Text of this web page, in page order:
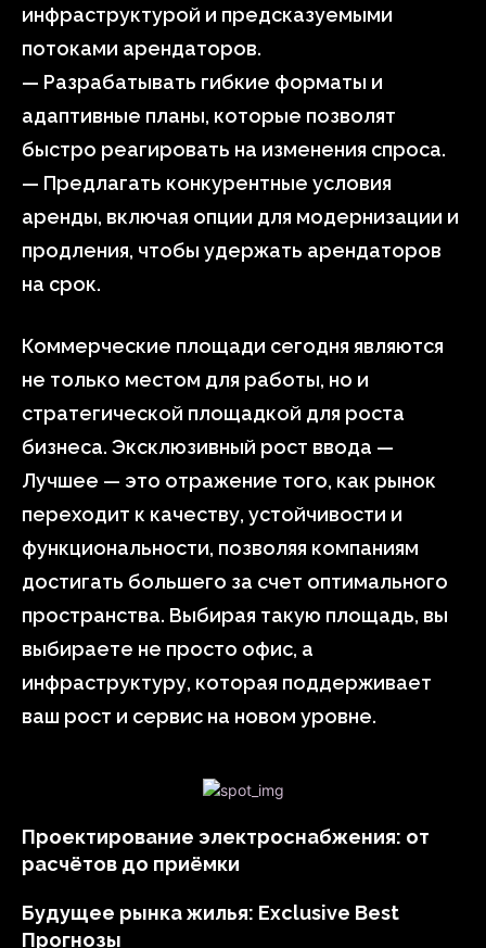
инфраструктурой и предсказуемыми
потоками арендаторов.
— Разрабатывать гибкие форматы и
адаптивные планы, которые позволят
быстро реагировать на изменения спроса.
— Предлагать конкурентные условия
аренды, включая опции для модернизации и
продления, чтобы удержать арендаторов
на срок.
Коммерческие площади сегодня являются
не только местом для работы, но и
стратегической площадкой для роста
бизнеса. Эксклюзивный рост ввода —
Лучшее — это отражение того, как рынок
переходит к качеству, устойчивости и
функциональности, позволяя компаниям
достигать большего за счет оптимального
пространства. Выбирая такую площадь, вы
выбираете не просто офис, а
инфраструктуру, которая поддерживает
ваш рост и сервис на новом уровне.
Проектирование электроснабжения: от
расчётов до приёмки
Будущее рынка жилья: Exclusive Best
Прогнозы